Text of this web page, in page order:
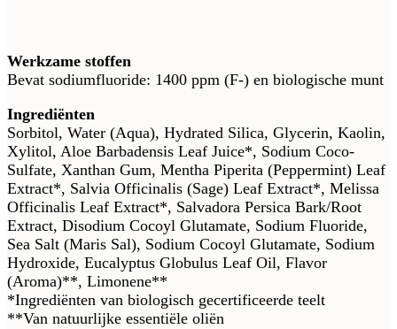
Werkzame stoffen
Bevat sodiumfluoride: 1400 ppm (F-) en biologische munt
Ingrediënten
Sorbitol, Water (Aqua), Hydrated Silica, Glycerin, Kaolin,
Xylitol, Aloe Barbadensis Leaf Juice*, Sodium Coco-
Sulfate, Xanthan Gum, Mentha Piperita (Peppermint) Leaf
Extract*, Salvia Officinalis (Sage) Leaf Extract*, Melissa
Officinalis Leaf Extract*, Salvadora Persica Bark/Root
Extract, Disodium Cocoyl Glutamate, Sodium Fluoride,
Sea Salt (Maris Sal), Sodium Cocoyl Glutamate, Sodium
Hydroxide, Eucalyptus Globulus Leaf Oil, Flavor
(Aroma)**, Limonene**
*Ingrediënten van biologisch gecertificeerde teelt
**Van natuurlijke essentiële oliën